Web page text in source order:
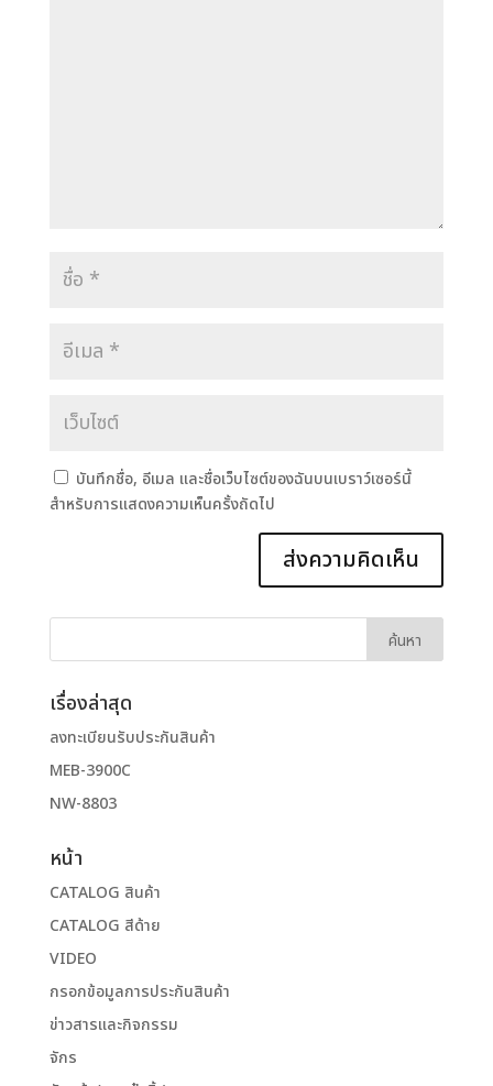
บันทึกชื่อ, อีเมล และชื่อเว็บไซต์ของฉันบนเบราว์เซอร์นี้
สำหรับการแสดงความเห็นครั้งถัดไป
เรื่องล่าสุด
ลงทะเบียนรับประกันสินค้า
MEB-3900C
NW-8803
หน้า
CATALOG สินค้า
CATALOG สีด้าย
VIDEO
กรอกข้อมูลการประกันสินค้า
ข่าวสารและกิจกรรม
จักร